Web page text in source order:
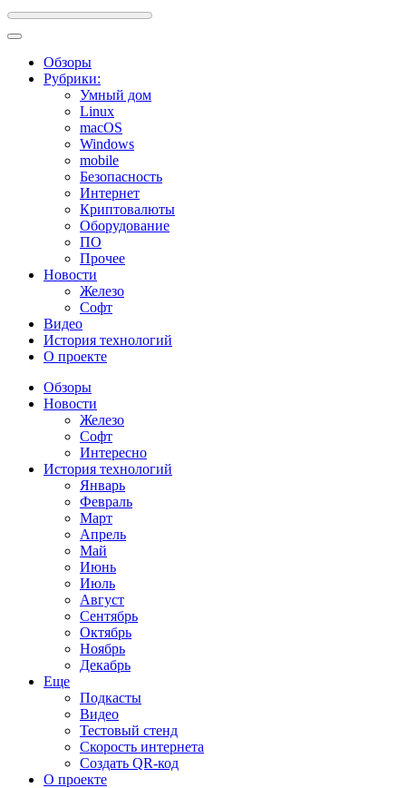
Обзоры
Рубрики:
Умный дом
Linux
macOS
Windows
mobile
Безопасность
Интернет
Криптовалюты
Оборудование
ПО
Прочее
Новости
Железо
Софт
Видео
История технологий
О проекте
Обзоры
Новости
Железо
Софт
Интересно
История технологий
Январь
Февраль
Март
Апрель
Май
Июнь
Июль
Август
Сентябрь
Октябрь
Ноябрь
Декабрь
Еще
Подкасты
Видео
Тестовый стенд
Скорость интернета
Создать QR-код
О проекте